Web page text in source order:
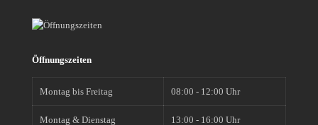
Öffnungszeiten
Montag bis Freitag 08:00 - 12:00 Uhr
Montag & Dienstag 13:00 - 16:00 Uhr